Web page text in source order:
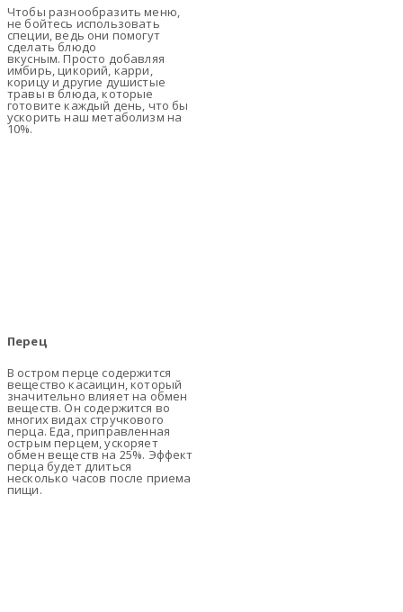
Чтобы разнообразить меню,
не бойтесь использовать
специи, ведь они помогут
сделать блюдо
вкусным. Просто добавляя
имбирь, цикорий, карри,
корицу и другие душистые
травы в блюда, которые
готовите каждый день, что бы
ускорить наш метаболизм на
10%.
Перец
В остром перце содержится
вещество касаицин, который
значительно влияет на обмен
веществ. Он содержится во
многих видах стручкового
перца. Еда, приправленная
острым перцем, ускоряет
обмен веществ на 25%. Эффект
перца будет длиться
несколько часов после приема
пищи.